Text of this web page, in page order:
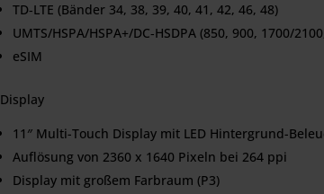
TD‑LTE (Bänder 34, 38, 39, 40, 41, 42, 46, 48)
UMTS/HSPA/HSPA+/DC‑HSDPA (850, 900, 1700/
eSIM
Display
11″ Multi-Touch Display mit LED Hintergrund-
Auflösung von 2360 x 1640 Pixeln bei 264 ppi
Display mit großem Farbraum (P3)